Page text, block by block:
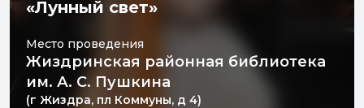
«Лунный свет»
Место проведения
Жиздринская районная библиотека
им. А. С. Пушкина
(г Жиздра, пл Коммуны, д 4)